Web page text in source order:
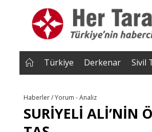
• Türkiye, Pakistan ve
Mekke
Türkiye Derkenar Sivil
Haberler / Yorum - Analiz
SURİYELİ ALİ’NİN